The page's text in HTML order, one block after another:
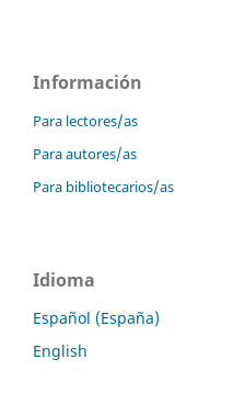
Información
Para lectores/as
Para autores/as
Para bibliotecarios/as
Idioma
Español (España)
English